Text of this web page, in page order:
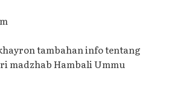
tambahan info tentang
madzhab Hambali Ummu